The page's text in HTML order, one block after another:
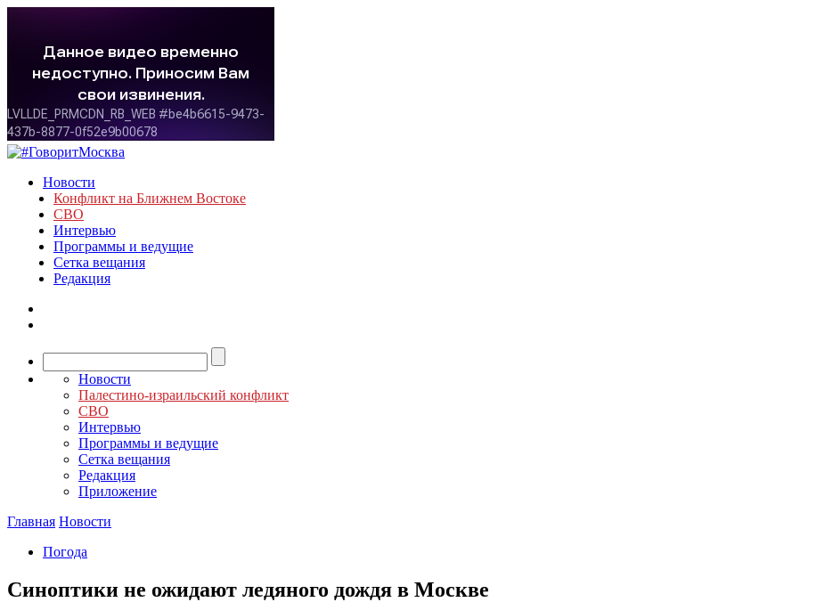
Новости
Конфликт на Ближнем Востоке
СВО
Интервью
Программы и ведущие
Сетка вещания
Редакция
Новости
Палестино-израильский конфликт
СВО
Интервью
Программы и ведущие
Сетка вещания
Редакция
Приложение
Главная Новости
Погода
Синоптики не ожидают ледяного дождя в Москве